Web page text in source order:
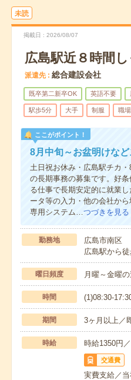
未読
掲載日 2026/08/07
広島駅近８時間
派遣先 総合建設会社
既卒第二新卒OK 英語不要
駅歩5分 大手 制服 職
ここがポイント！
8月中旬～お盆明けな
土日祝お休み・広島駅チカ
の長期事務の募集です。好
る仕事で長期安定的に就業
ータ等の入力・他の会社か
専用システム…つづきを見る
勤務地
広島市南区
広島駅から
曜日頻度 月曜～金曜
時間 (1)08:30-
期間 3ヶ月以上
時給 時給1350円
交通費
実費支給／当